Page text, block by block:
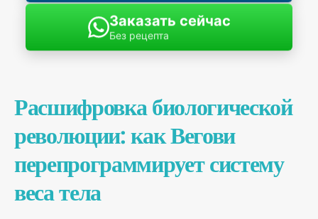
Заказать сейчас
Без рецепта
Расшифровка биологической
революции: как Вегови
перепрограммирует систему
веса тела